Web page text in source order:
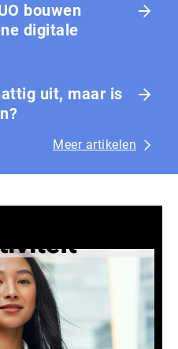
bouwen
digitale
uit, maar is
Meer artikelen